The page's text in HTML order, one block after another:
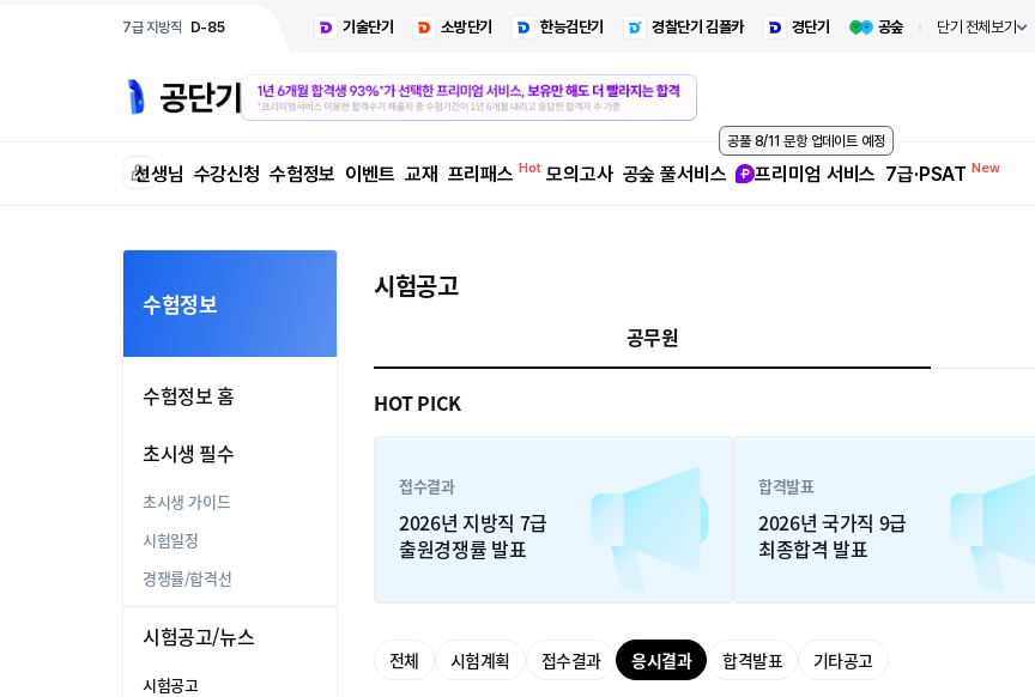
7급 지방직 D-85 기술단기 소방단기 한능검단기 경찰단기 김폴카 경단기 공숲 단기 전체보기
선생님 수강신청 수험정보 이벤트 교재 프리패스 모의고사 공숲 풀서비스 프리미엄 서비스
공풀 8/11 문항 업데이트 예정
7급·PSAT
수험정보
수험정보 홈
초시생 필수
초시생 가이드
시험일정
경쟁률/합격선
시험공고/뉴스
시험공고
시험공고
공무원
HOT PICK
접수결과
2026년 지방직 7급
출원경쟁률 발표
합격발표
2026년 국가직 9급
최종합격 발표
전체 시험계획 접수결과 응시결과 합격발표 기타공고